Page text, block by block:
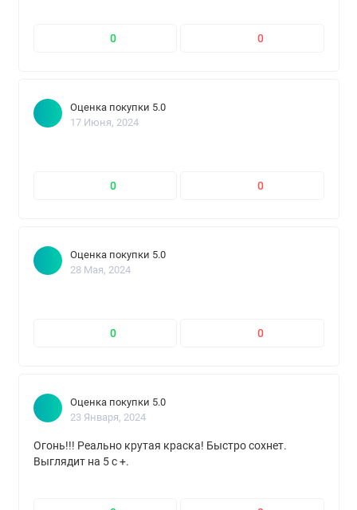
0 0
Оценка покупки 5.0
17 Июня, 2024
0 0
Оценка покупки 5.0
28 Мая, 2024
0 0
Оценка покупки 5.0
23 Января, 2024
Огонь!!! Реально крутая краска! Быстро сохнет.
Выглядит на 5 с +.